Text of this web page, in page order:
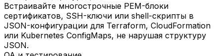
Встраивайте многострочные PEM-блоки
сертификатов, SSH-ключи или shell-скрипты в
JSON-конфигурации для Terraform, CloudFormation
или Kubernetes ConfigMaps, не нарушая структуру
JSON.